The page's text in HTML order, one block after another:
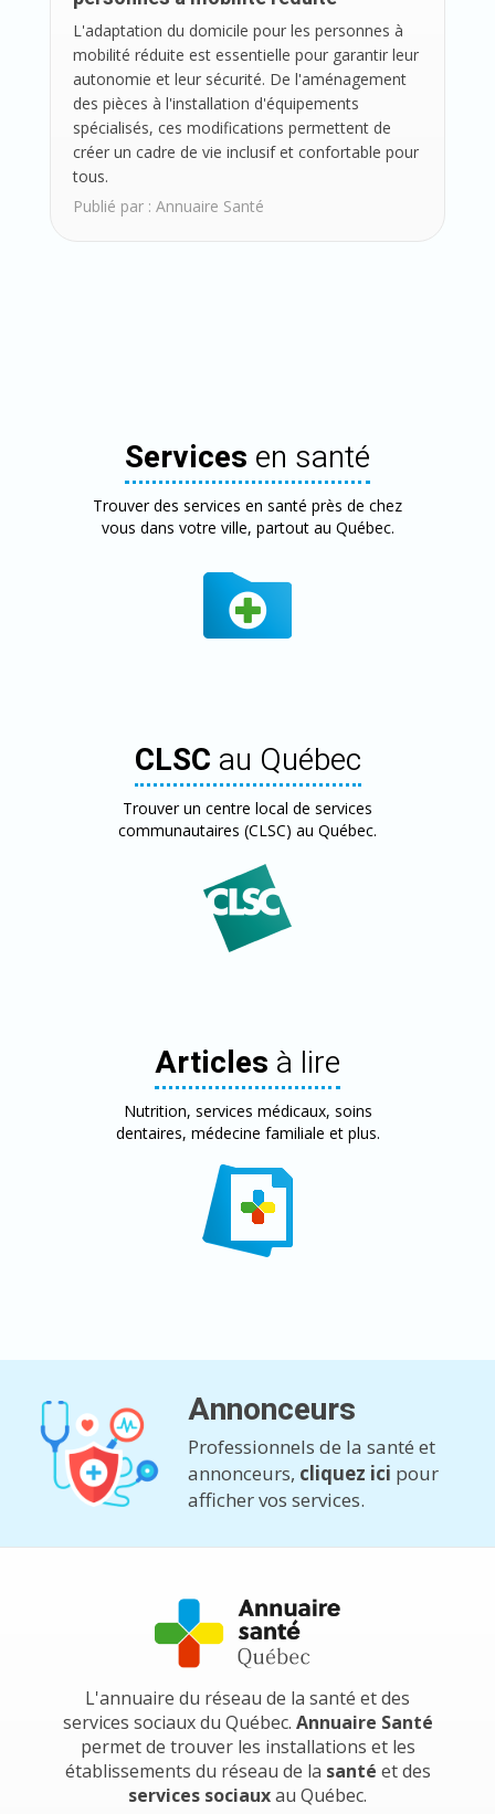
L'adaptation du domicile pour les personnes à
mobilité réduite est essentielle pour garantir leur
autonomie et leur sécurité. De l'aménagement
des pièces à l'installation d'équipements
spécialisés, ces modifications permettent de
créer un cadre de vie inclusif et confortable pour
tous.
Publié par : Annuaire Santé
Services en santé
Trouver des services en santé près de chez
vous dans votre ville, partout au Québec.
CLSC au Québec
Trouver un centre local de services
communautaires (CLSC) au Québec.
Articles à lire
Nutrition, services médicaux, soins
dentaires, médecine familiale et plus.
Annonceurs
Professionnels de la santé et
annonceurs, cliquez ici pour
afficher vos services.
L'annuaire du réseau de la santé et des
services sociaux du Québec. Annuaire Santé
permet de trouver les installations et les
établissements du réseau de la santé et des
services sociauxau Québec.